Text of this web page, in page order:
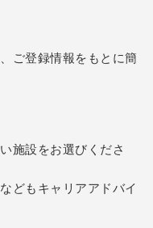
ご登録情報をもとに簡
施設をお選びくださ
どもキャリアアドバイ